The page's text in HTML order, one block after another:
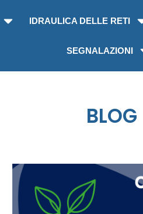
IDRAULICA DELLE RETI
SEGNALAZIONI
BLOG